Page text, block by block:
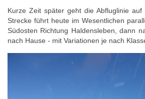
Kurze Zeit später geht die Abfluglinie
Strecke führt heute im Wesentlichen
Südosten Richtung Haldensleben, dann
nach Hause - mit Variationen je nach